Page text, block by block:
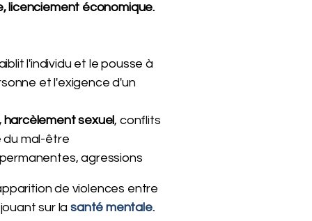
licenciement économique.
l'individu et le pousse à
et l'exigence d'un
harcèlement sexuel, conflits
du mal-être
permanentes, agressions
de violences entre
sur lasanté mentale.